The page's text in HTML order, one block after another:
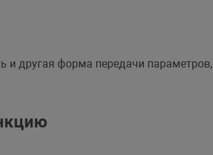
и другая форма передачи параметров,